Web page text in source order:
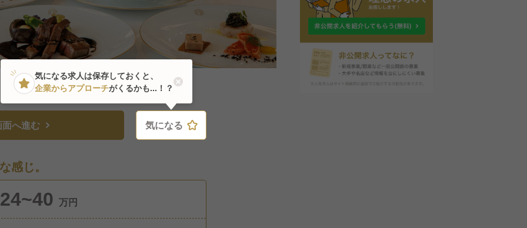
へ進む 気になる
感じ。
24~40 万円
気になる
気になる求人は保存しておくと、
企業からアプローチがくるかも...！？